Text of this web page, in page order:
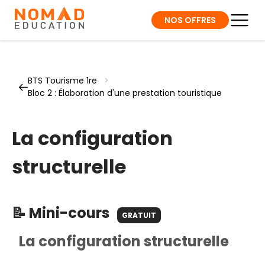
NOS OFFRES
BTS Tourisme 1re
>
Bloc 2 : Élaboration d'une prestation touristique
La configuration
structurelle
📝 Mini-cours GRATUIT
La configuration structurelle